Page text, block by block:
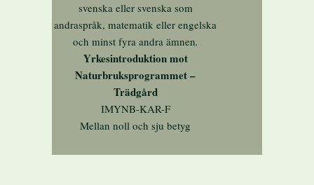
svenska eller svenska som
andraspråk, matematik eller engelska
och minst fyra andra ämnen.
Yrkesintroduktion mot
Naturbruksprogrammet –
Trädgård
IMYNB-KAR-F
Mellan noll och sju betyg